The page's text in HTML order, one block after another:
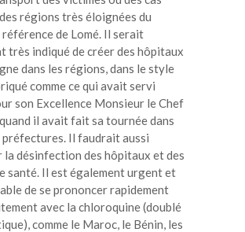
régions très éloignées du
de Lomé. Il serait
très indiqué de créer des hôpitaux
dans les régions, dans le style
comme ce qui avait servi
son Excellence Monsieur le Chef
il avait fait sa tournée dans
Il faudrait aussi
la désinfection des hôpitaux et des
santé. Il est également urgent et
de se prononcer rapidement
avec la chloroquine (doublé
comme le Maroc, le Bénin, les